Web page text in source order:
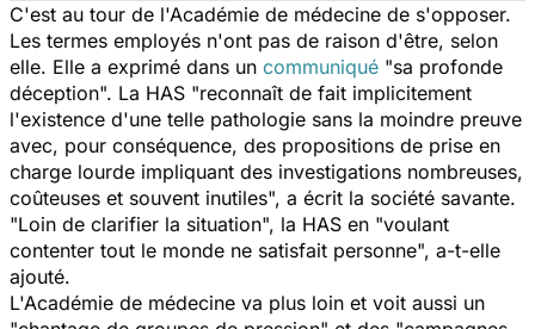
C'est au tour de l'Académie de médecine de s'opposer.
Les termes employés n'ont pas de raison d'être, selon
elle. Elle a exprimé dans un communiqué "sa profonde
déception". La HAS "reconnaît de fait implicitement
l'existence d'une telle pathologie sans la moindre preuve
avec, pour conséquence, des propositions de prise en
charge lourde impliquant des investigations nombreuses,
coûteuses et souvent inutiles", a écrit la société savante.
"Loin de clarifier la situation", la HAS en "voulant
contenter tout le monde ne satisfait personne", a-t-elle
ajouté.
L'Académie de médecine va plus loin et voit aussi un